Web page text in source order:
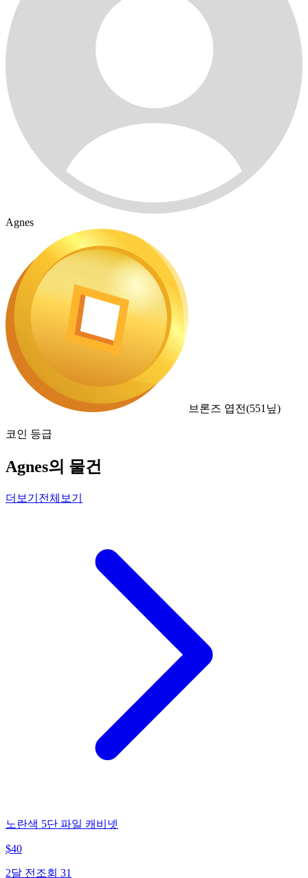
Agnes
브론즈 엽전(551 닢)
코인 등급
Agnes의 물건
더보기 전체보기
노란색 5단 파일 캐비넷
$40
2달 전 조회 31